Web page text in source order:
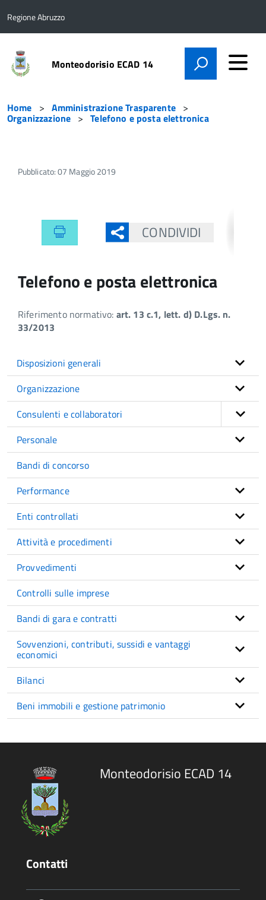
Regione Abruzzo
Monteodorisio ECAD 14
Home Amministrazione Trasparente
Organizzazione Telefono e posta elettronica
Pubblicato: 07 Maggio 2019
CONDIVIDI
Telefono e posta elettronica
Riferimento normativo: art. 13 c.1, lett. d) D.Lgs. n.
33/2013
Disposizioni generali
Organizzazione
Consulenti e collaboratori
Personale
Bandi di concorso
Performance
Enti controllati
Attività e procedimenti
Provvedimenti
Controlli sulle imprese
Bandi di gara e contratti
Sovvenzioni, contributi, sussidi e vantaggi
economici
Bilanci
Beni immobili e gestione patrimonio
Monteodorisio ECAD 14
Contatti